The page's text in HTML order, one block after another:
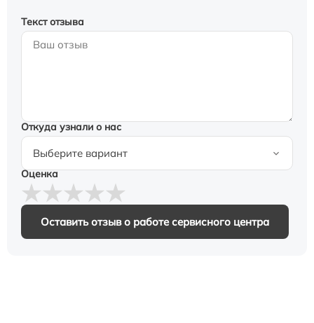
Текст отзыва
Откуда узнали о нас
Оценка
Оставить отзыв о работе сервисного центра